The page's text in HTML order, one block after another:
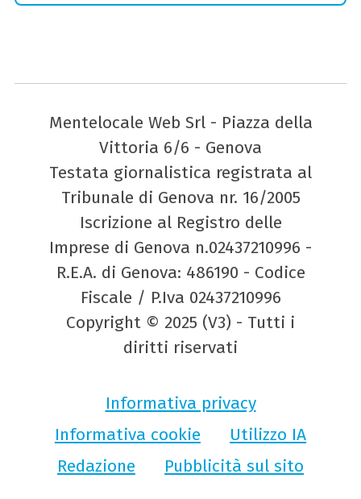
Mentelocale Web Srl - Piazza della
Vittoria 6/6 - Genova
Testata giornalistica registrata al
Tribunale di Genova nr. 16/2005
Iscrizione al Registro delle
Imprese di Genova n.02437210996 -
R.E.A. di Genova: 486190 - Codice
Fiscale / P.Iva 02437210996
Copyright © 2025 (V3) - Tutti i
diritti riservati
Informativa privacy
Informativa cookie
Utilizzo IA
Redazione
Pubblicità sul sito